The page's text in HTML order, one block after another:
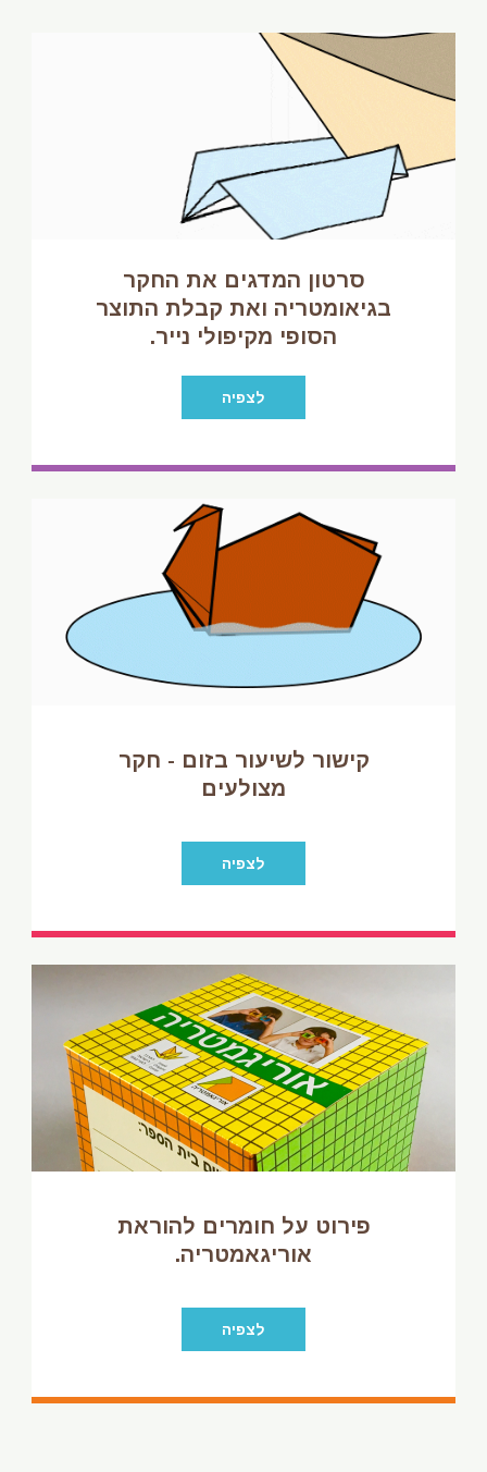
סרטון המדגים את החקר
בגיאומטריה ואת קבלת התוצר
הסופי מקיפולי נייר.
לצפיה
קישור לשיעור בזום - חקר
מצולעים
לצפיה
פירוט על חומרים להוראת
אוריגאמטריה.
לצפיה